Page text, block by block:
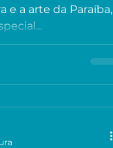
e a arte da Paraíba,